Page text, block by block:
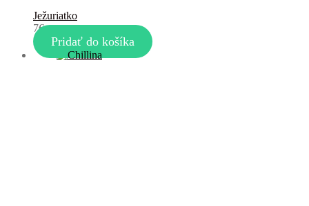
Ježuriatko
7€
Pridať do košíka